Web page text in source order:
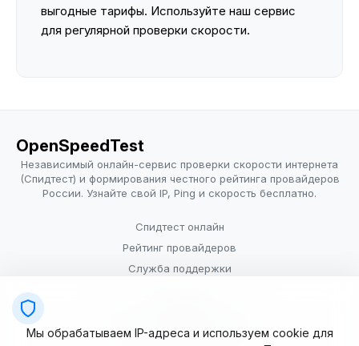
выгодные тарифы. Используйте наш сервис
для регулярной проверки скорости.
OpenSpeedTest
Независимый онлайн-сервис проверки скорости интернета
(Спидтест) и формирования честного рейтинга провайдеров
России. Узнайте свой IP, Ping и скорость бесплатно.
Спидтест онлайн
Рейтинг провайдеров
Служба поддержки
Условия использования
Мы обрабатываем IP-адреса и используем cookie для